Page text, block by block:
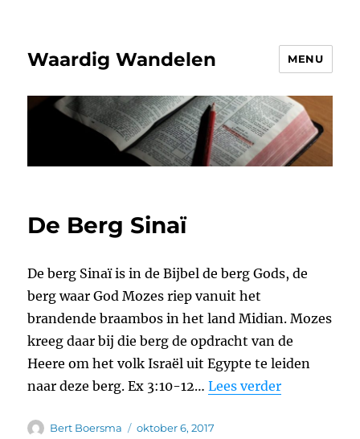
Waardig Wandelen MENU
De Berg Sinaï
De berg Sinaï is in de Bijbel de berg Gods, de
berg waar God Mozes riep vanuit het
brandende braambos in het land Midian. Mozes
kreeg daar bij die berg de opdracht van de
Heere om het volk Israël uit Egypte te leiden
naar deze berg. Ex 3:10-12…Lees verder
Auteur
Bert Boersma
Geplaatst
oktober 6, 2017